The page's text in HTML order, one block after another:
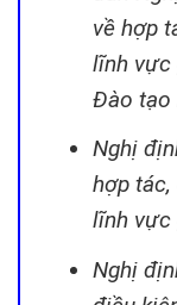
về hợp
lĩnh vực
Đào tạo
Nghị
hợp
lĩnh vực
Nghị